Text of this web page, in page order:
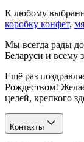
К любому
коробку конфет,
Мы всегда рады
Беларуси и всему
Ещё раз
Рождеством!
целей, крепкого
Контакты